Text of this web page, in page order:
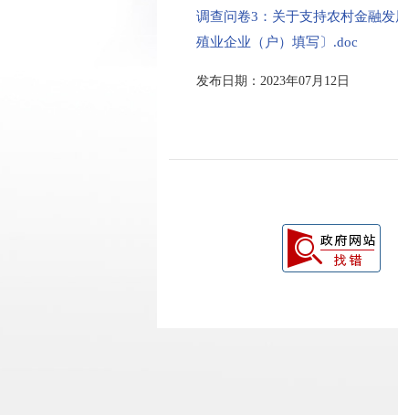
调查问卷3：关于支持农村金融
殖业企业（户）填写〕.doc
发布日期：2023年07月12日